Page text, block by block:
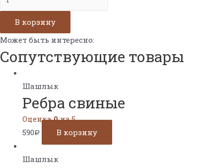
шпажках
В корзину
Может быть интересно:
Сопутствующие товары
Шашлык
Ребра свиные
Оценка0из 5
590Р В корзину
Шашлык